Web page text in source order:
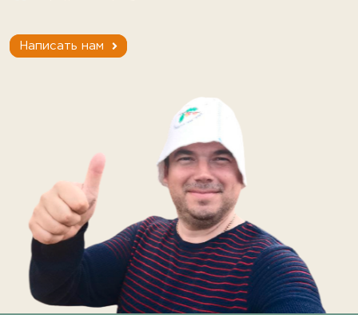
Написать нам